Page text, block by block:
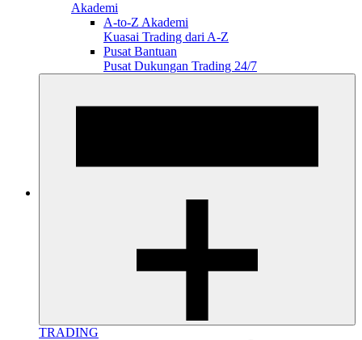
Akademi
A-to-Z Akademi
Kuasai Trading dari A-Z
Pusat Bantuan
Pusat Dukungan Trading 24/7
TRADING